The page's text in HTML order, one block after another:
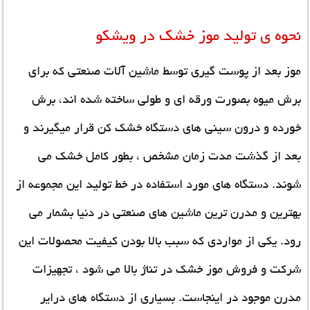
نحوه ی تولید موز خشک در ویشکو
موز بعد از پوست گیری توسط ماشین آلات صنعتی که برای
برش میوه بصورت ورقه ای و طولی ساخته شده اند، برش
خورده و درون سینی های دستگاه خشک کن قرار میگیرند و
بعد از گذشت مدت زمان مشخص ، بطور کامل خشک می
شوند. دستگاه های مورد استفاده در خط تولید این مجموعه از
بهترین و مدرن ترین ماشین های صنعتی در دنیا بشمار می
رود. یکی از مواردی که سبب بالا بودن کیفیت محصولات این
شرکت و فروش موز خشک در تناژ بالا می شود ، تجهیزات
مدرن موجود در اینجاست. بسیاری از دستگاه های درایر